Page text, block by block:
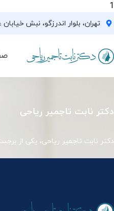
1
تهران، بلوار اندرزگو، نبش خیابان عبداللهی جنوبی، پلاک
دکتر نابت تاجمیر ریاحی
دکتر نابت تاجمیر ریاحی، یکی از